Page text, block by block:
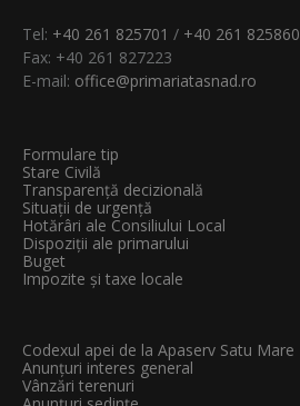
Tel: +40 261 825701 / +40 261 825860
Fax: +40 261 827223
E-mail: office@primariatasnad.ro
Formulare tip
Stare Civilă
Transparenţă decizională
Situații de urgență
Hotărâri ale Consiliului Local
Dispoziții ale primarului
Buget
Impozite și taxe locale
Codexul apei de la Apaserv Satu Mare
Anunțuri interes general
Vânzări terenuri